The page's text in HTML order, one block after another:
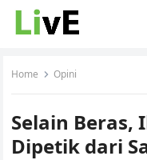
Home Opini
Selain Beras,
Dipetik dari